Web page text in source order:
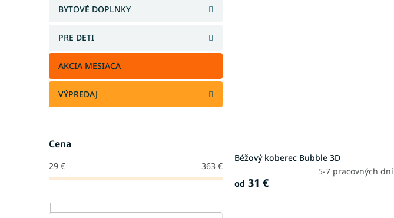
BYTOVÉ DOPLNKY
PRE DETI
AKCIA MESIACA
VÝPREDAJ
Cena
29 € 363 €
Béžový koberec Bubble 3D
5-7 pracovných dní
od 31 €